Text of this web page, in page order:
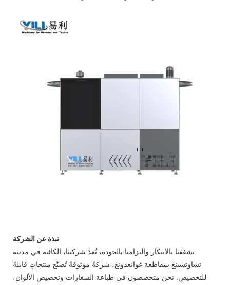
نبذة عن الشركة
بشغفنا بالابتكار والتزامنا بالجودة، تُعدّ شركتنا، الكائنة في مدينة
تشاوتشينغ بمقاطعة غوانغدونغ، شركةً موثوقةً تُصنّع منتجاتٍ قابلةً
للتخصيص. نحن متخصصون في طباعة الشعارات وتخصيص الألوان،